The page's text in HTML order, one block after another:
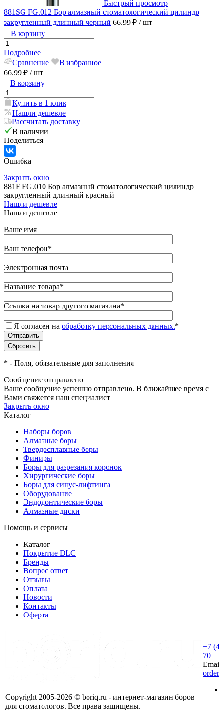
Быстрый просмотр
881SG FG.012 Бор алмазный стоматологический цилиндр
закругленный длинный черный 66.99 ₽ / шт
В корзину
Подробнее
Сравнение
В избранное
66.99 ₽ / шт
В корзину
Купить в 1 клик
Нашли дешевле
Рассчитать доставку
В наличии
Поделиться
Ошибка
Закрыть окно
881F FG.010 Бор алмазный стоматологический цилиндр
закругленный длинный красный
Нашли дешевле
Нашли дешевле
Ваше имя
Ваш телефон*
Электронная почта
Название товара*
Ссылка на товар другого магазина*
Я согласен на обработку персональных данных.*
* - Поля, обязательные для заполнения
Сообщение отправлено
Ваше сообщение успешно отправлено. В ближайшее время с
Вами свяжется наш специалист
Закрыть окно
Каталог
Наборы боров
Алмазные боры
Твердосплавные боры
Финиры
Боры для разрезания коронок
Хирургические боры
Боры для синус-лифтинга
Оборудование
Эндодонтические боры
Алмазные диски
Помощь и сервисы
Каталог
Покрытие DLC
Бренды
Вопрос ответ
Отзывы
Оплата
Новости
Контакты
Оферта
Copyright 2005-2026 © boriq.ru - интернет-магазин боров
для стоматологов. Все права защищены.
+7
70